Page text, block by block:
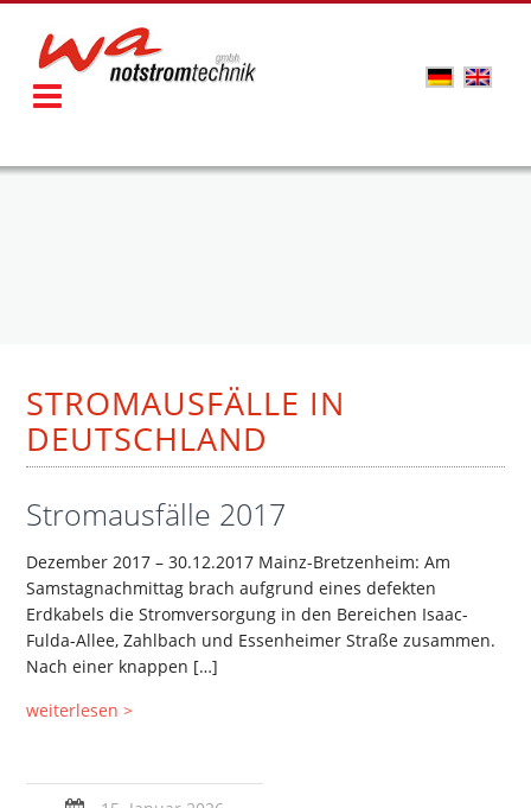
STROMAUSFÄLLE IN
DEUTSCHLAND
Stromausfälle 2017
Dezember 2017 – 30.12.2017 Mainz-Bretzenheim: Am
Samstagnachmittag brach aufgrund eines defekten
Erdkabels die Stromversorgung in den Bereichen Isaac-
Fulda-Allee, Zahlbach und Essenheimer Straße zusammen.
Nach einer knappen […]
weiterlesen >